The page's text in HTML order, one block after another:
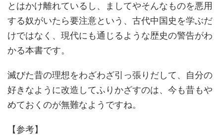
とはかけ離れているし、ましてやそんなものを悪用
する奴がいたら要注意という、古代中国史を学ぶだ
けではなく、現代にも通じるような歴史の警告がわ
かる本書です。
滅びた昔の理想をわざわざ引っ張りだして、自分の
好きなように改造してふりかざすのは、今も昔もや
めておくのが無難なようですね。
【参考】